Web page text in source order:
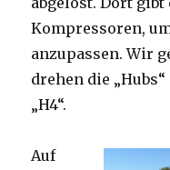
Kompressoren,
anzupassen. Wir
drehen die
„H4“.
Auf